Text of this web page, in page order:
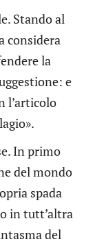
Stando al
considera
la
e
l’articolo
In primo
del mondo
spada
in tutt’altra
del